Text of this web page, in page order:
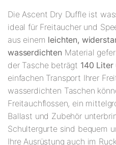
Die Ascent Dry Duffle ist
ideal für Freitaucher und
aus einem leichten,
wasserdichten Material
der Tasche beträgt 140 Liter
einfachen Transport Ihrer
wasserdichten Taschen
Freitauchflossen, ein
Ballast und Zubehör
Schultergurte sind bequem
Ihre Ausrüstung auch im